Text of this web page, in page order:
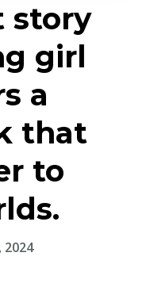
story
girl
a
that
to
2024